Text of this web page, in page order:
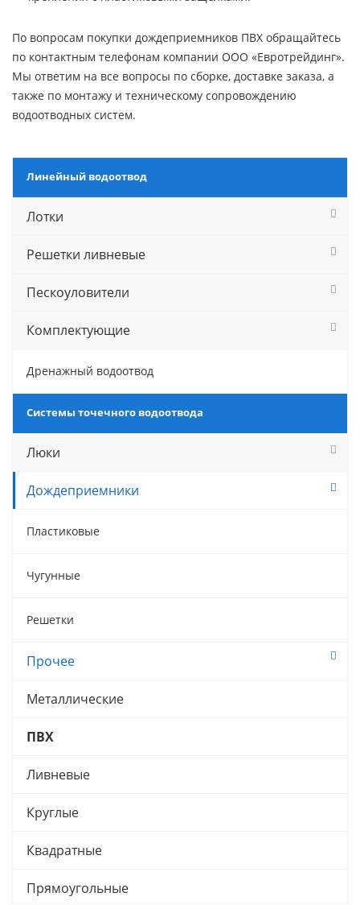
По вопросам покупки дождеприемников ПВХ обращайтесь
по контактным телефонам компании ООО «Евротрейдинг».
Мы ответим на все вопросы по сборке, доставке заказа, а
также по монтажу и техническому сопровождению
водоотводных систем.
Линейный водоотвод
Лотки
Решетки ливневые
Пескоуловители
Комплектующие
Дренажный водоотвод
Системы точечного водоотвода
Люки
Дождеприемники
Пластиковые
Чугунные
Решетки
Прочее
Металлические
ПВХ
Ливневые
Круглые
Квадратные
Прямоугольные